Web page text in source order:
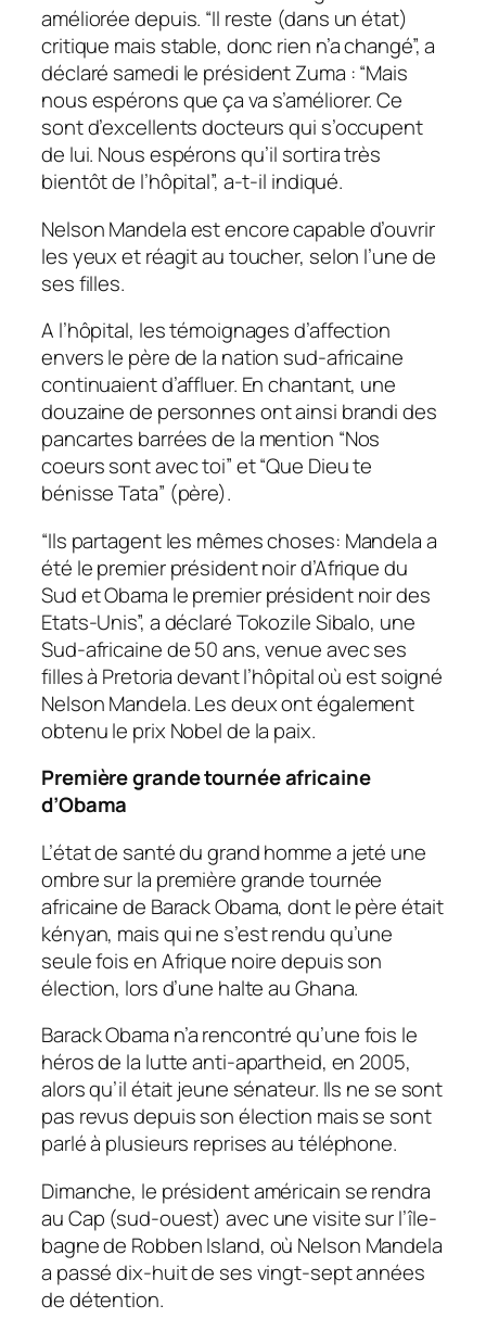
améliorée depuis. “Il reste (dans un état)
critique mais stable, donc rien n’a changé”, a
déclaré samedi le président Zuma : “Mais
nous espérons que ça va s’améliorer. Ce
sont d’excellents docteurs qui s’occupent
de lui. Nous espérons qu’il sortira très
bientôt de l’hôpital”, a-t-il indiqué.
Nelson Mandela est encore capable d’ouvrir
les yeux et réagit au toucher, selon l’une de
ses filles.
A l’hôpital, les témoignages d’affection
envers le père de la nation sud-africaine
continuaient d’affluer. En chantant, une
douzaine de personnes ont ainsi brandi des
pancartes barrées de la mention “Nos
coeurs sont avec toi” et “Que Dieu te
bénisse Tata” (père).
“Ils partagent les mêmes choses: Mandela a
été le premier président noir d’Afrique du
Sud et Obama le premier président noir des
Etats-Unis”, a déclaré Tokozile Sibalo, une
Sud-africaine de 50 ans, venue avec ses
filles à Pretoria devant l’hôpital où est soigné
Nelson Mandela. Les deux ont également
obtenu le prix Nobel de la paix.
Première grande tournée africaine
d’Obama
L’état de santé du grand homme a jeté une
ombre sur la première grande tournée
africaine de Barack Obama, dont le père était
kényan, mais qui ne s’est rendu qu’une
seule fois en Afrique noire depuis son
élection, lors d’une halte au Ghana.
Barack Obama n’a rencontré qu’une fois le
héros de la lutte anti-apartheid, en 2005,
alors qu’il était jeune sénateur. Ils ne se sont
pas revus depuis son élection mais se sont
parlé à plusieurs reprises au téléphone.
Dimanche, le président américain se rendra
au Cap (sud-ouest) avec une visite sur l’île-
bagne de Robben Island, où Nelson Mandela
a passé dix-huit de ses vingt-sept années
de détention.